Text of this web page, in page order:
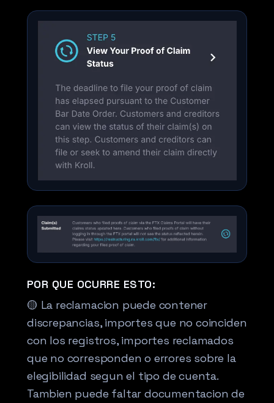
POR QUE OCURRE ESTO:
🟡 La reclamacion puede contener
discrepancias, importes que no coinciden
con los registros, importes reclamados
que no corresponden o errores sobre la
elegibilidad segun el tipo de cuenta.
Tambien puede faltar documentacion de